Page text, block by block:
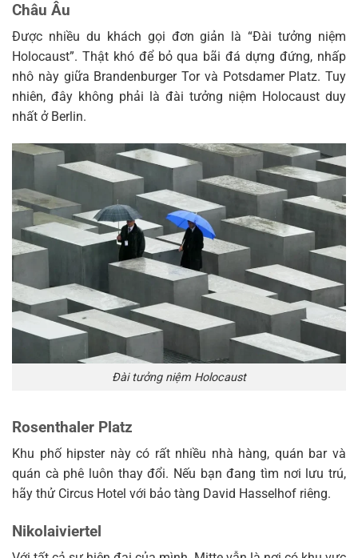
Châu Âu
Được nhiều du khách gọi đơn giản là “Đài tưởng niệm
Holocaust”. Thật khó để bỏ qua bãi đá dựng đứng, nhấp
nhô này giữa Brandenburger Tor và Potsdamer Platz. Tuy
nhiên, đây không phải là đài tưởng niệm Holocaust duy
nhất ở Berlin.
Đài tưởng niệm Holocaust
Rosenthaler Platz
Khu phố hipster này có rất nhiều nhà hàng, quán bar và
quán cà phê luôn thay đổi. Nếu bạn đang tìm nơi lưu trú,
hãy thử Circus Hotel với bảo tàng David Hasselhof riêng.
Nikolaiviertel